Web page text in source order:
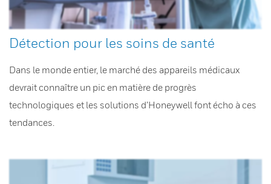
Détection pour les soins de santé
Dans le monde entier, le marché des appareils médicaux
devrait connaître un pic en matière de progrès
technologiques et les solutions d’Honeywell font écho à ces
tendances.